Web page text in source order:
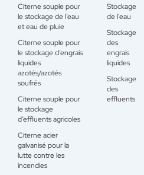
Citerne souple pour
le stockage de l’eau
et eau de pluie
Citerne souple pour
le stockage d’engrais
liquides
azotés/azotés
soufrés
Citerne souple pour
le stockage
d’effluents agricoles
Citerne acier
galvanisé pour la
lutte contre les
incendies
Stockage
de l’eau
Stockage
des
engrais
liquides
Stockage
des
effluents